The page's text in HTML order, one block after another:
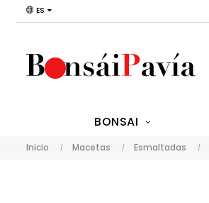
ES
BONSAI
Inicio Macetas Esmaltadas